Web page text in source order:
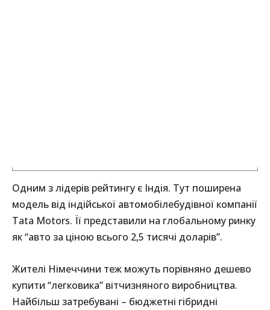
Одним з лідерів рейтингу є Індія. Тут поширена
модель від індійської автомобілебудівної компанії
Tata Motors. Її представили на глобальному ринку
як “авто за ціною всього 2,5 тисячі доларів”.
Жителі Німеччини теж можуть порівняно дешево
купити “легковика” вітчизняного виробництва.
Найбільш затребувані – бюджетні гібридні